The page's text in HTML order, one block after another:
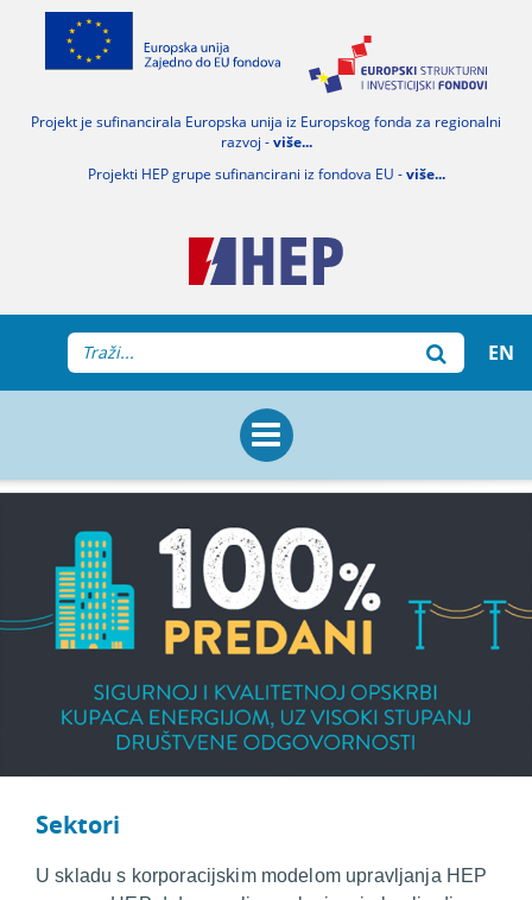
Projekt je sufinancirala Europska unija iz Europskog fonda za regionalni
razvoj -više...
Projekti HEP grupe sufinancirani iz fondova EU -više...
EN
Sektori
U skladu s korporacijskim modelom upravljanja HEP